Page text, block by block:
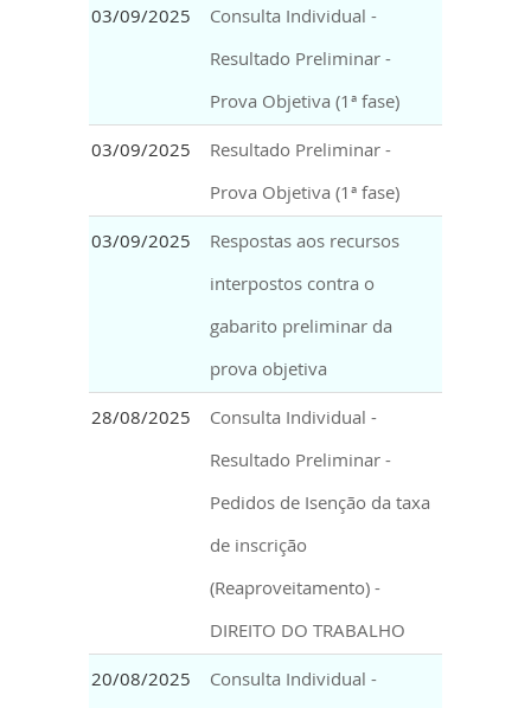
03/09/2025
Consulta Individual -
Resultado Preliminar -
Prova Objetiva (1ª fase)
03/09/2025
Resultado Preliminar -
Prova Objetiva (1ª fase)
03/09/2025
Respostas aos recursos
interpostos contra o
gabarito preliminar da
prova objetiva
28/08/2025
Consulta Individual -
Resultado Preliminar -
Pedidos de Isenção da taxa
de inscrição
(Reaproveitamento) -
DIREITO DO TRABALHO
20/08/2025
Consulta Individual -